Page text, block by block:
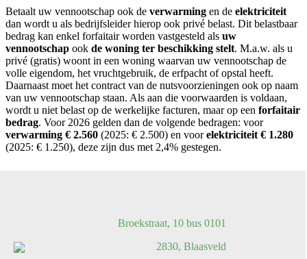
Betaalt uw vennootschap ook de verwarming en de elektriciteit
dan wordt u als bedrijfsleider hierop ook privé belast. Dit belastbaar
bedrag kan enkel forfaitair worden vastgesteld als uw
vennootschap ook de woning ter beschikking stelt. M.a.w. als u
privé (gratis) woont in een woning waarvan uw vennootschap de
volle eigendom, het vruchtgebruik, de erfpacht of opstal heeft.
Daarnaast moet het contract van de nutsvoorzieningen ook op naam
van uw vennootschap staan. Als aan die voorwaarden is voldaan,
wordt u niet belast op de werkelijke facturen, maar op een forfaitair
bedrag. Voor 2026 gelden dan de volgende bedragen: voor
verwarming € 2.560 (2025: € 2.500) en voorelektriciteit € 1.280
(2025: € 1.250), deze zijn dus met 2,4% gestegen.
Broekstraat, 10 bus 0101
2830, Blaasveld